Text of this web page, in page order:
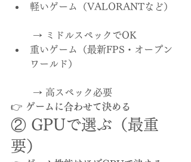
軽いゲーム（VALORANTなど）
→ ミドルスペックでOK
重いゲーム（最新FPS・オープン
ワールド）
→ 高スペック必要
👉 ゲームに合わせて決める
② GPUで選ぶ（最重
要）